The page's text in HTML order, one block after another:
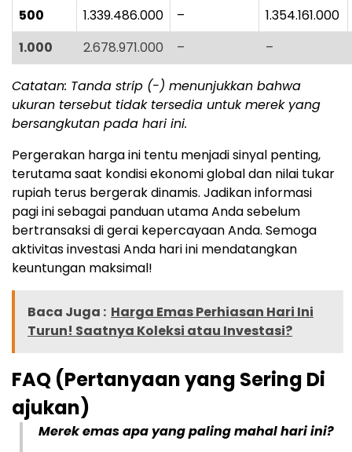
500
1.339.486.000 –
1.354.161.000
1.000
2.678.971.000 – –
Catatan: Tanda strip (-) menunjukkan bahwa
ukuran tersebut tidak tersedia untuk merek yang
bersangkutan pada hari ini.
Pergerakan harga ini tentu menjadi sinyal penting,
terutama saat kondisi ekonomi global dan nilai tukar
rupiah terus bergerak dinamis. Jadikan informasi
pagi ini sebagai panduan utama Anda sebelum
bertransaksi di gerai kepercayaan Anda. Semoga
aktivitas investasi Anda hari ini mendatangkan
keuntungan maksimal!
Baca Juga : Harga Emas Perhiasan Hari Ini
Turun! Saatnya Koleksi atau Investasi?
FAQ (Pertanyaan yang Sering Di
ajukan)
Merek emas apa yang paling mahal hari ini?